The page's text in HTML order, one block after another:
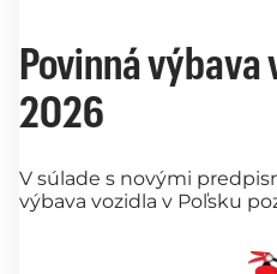
Povinná výbava
2026
V súlade s novými
výbava vozidla v Poľsku